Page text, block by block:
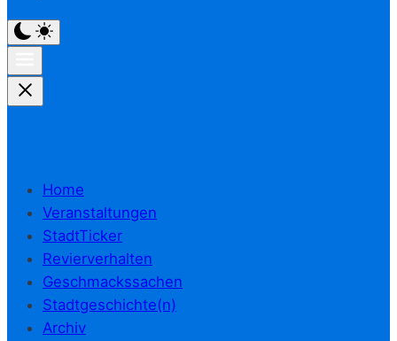
Home
Veranstaltungen
StadtTicker
Revierverhalten
Geschmackssachen
Stadtgeschichte(n)
Archiv